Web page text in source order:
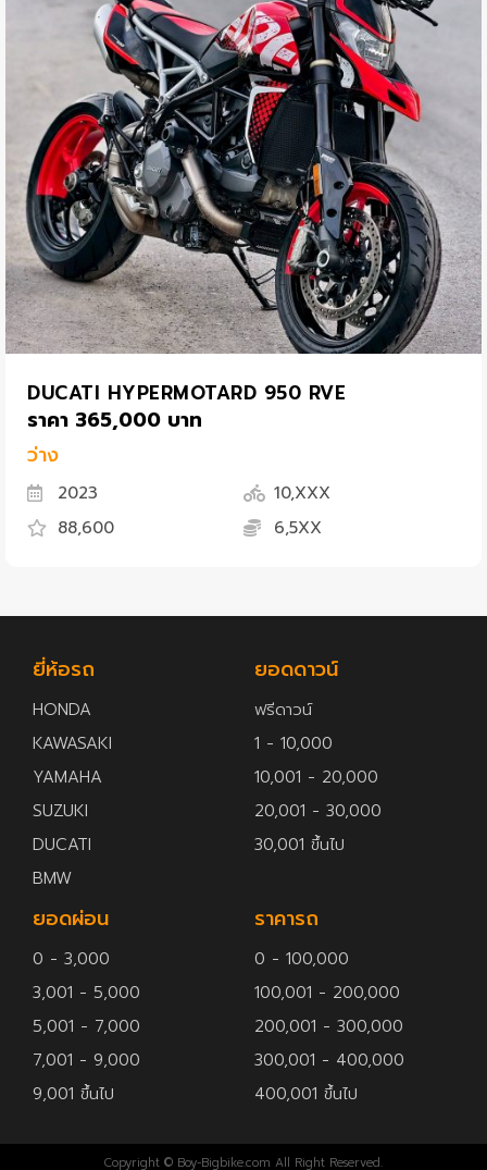
DUCATI HYPERMOTARD 950 RVE
ราคา 365,000 บาท
ว่าง
2023
10,XXX
88,600
6,5XX
ยี่ห้อรถ
HONDA
KAWASAKI
YAMAHA
SUZUKI
DUCATI
BMW
ยอดดาวน์
ฟรีดาวน์
1 - 10,000
10,001 - 20,000
20,001 - 30,000
30,001 ขึ้นไป
ยอดผ่อน
0 - 3,000
3,001 - 5,000
5,001 - 7,000
7,001 - 9,000
9,001 ขึ้นไป
ราคารถ
0 - 100,000
100,001 - 200,000
200,001 - 300,000
300,001 - 400,000
400,001 ขึ้นไป
Copyright © Boy-Bigbike.com All Right Reserved.